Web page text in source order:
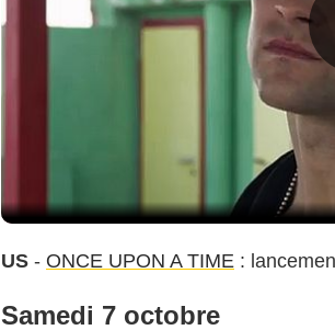
US - ONCE UPON A TIME :
Samedi 7 octobre